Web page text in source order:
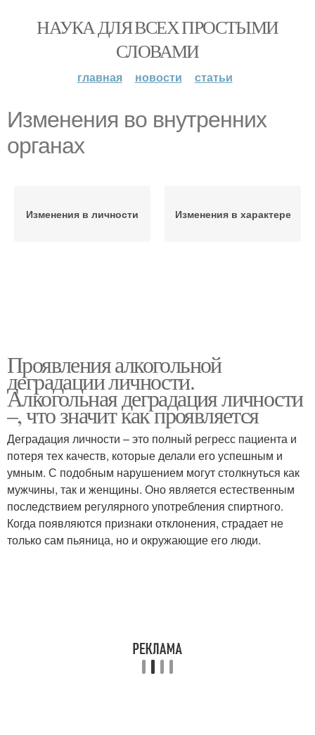
НАУКА ДЛЯ ВСЕХ ПРОСТЫМИ
СЛОВАМИ
главная новости статьи
Изменения во внутренних
органах
Изменения в личности Изменения в характере
Проявления алкогольной
деградации личности.
Алкогольная деградация личности
–, что значит как проявляется
Деградация личности – это полный регресс пациента и
потеря тех качеств, которые делали его успешным и
умным. С подобным нарушением могут столкнуться как
мужчины, так и женщины. Оно является естественным
последствием регулярного употребления спиртного.
Когда появляются признаки отклонения, страдает не
только сам пьяница, но и окружающие его люди.